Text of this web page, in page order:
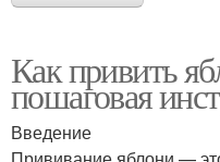
Как привить
пошаговая
Введение